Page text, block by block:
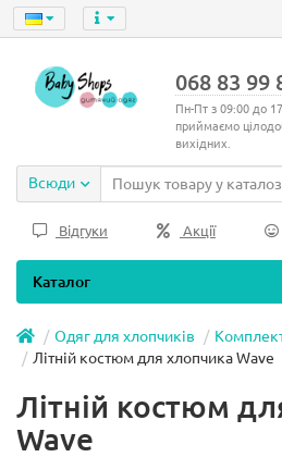
068 83 99
Пн-Пт з 09:00 до
приймаємо
вихідних.
Всюди
Відгуки Акції
Каталог
Одяг для хлопчиків
Літній костюм для хлопчика Wave
Літній костюм
Wave